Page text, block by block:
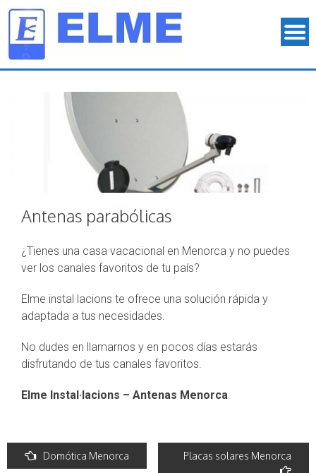
Antenas parabólicas
¿Tienes una casa vacacional en Menorca y no puedes
ver los canales favoritos de tu país?
Elme instal·lacions te ofrece una solución rápida y
adaptada a tus necesidades.
No dudes en llamarnos y en pocos días estarás
disfrutando de tus canales favoritos.
Elme Instal·lacions – Antenas Menorca
Post Domótica Menorca Placas solares Menorca